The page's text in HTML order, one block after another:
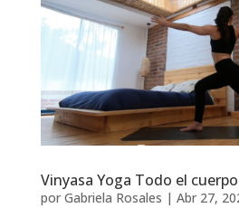
Vinyasa Yoga Todo el
por Gabriela Rosales | Abr 27,